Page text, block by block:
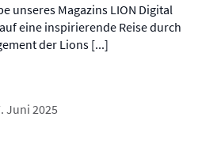
unseres Magazins LION Digital
eine inspirierende Reise durch
der Lions [...]
Juni 2025